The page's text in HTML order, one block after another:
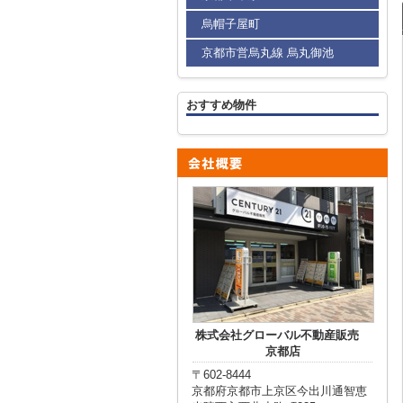
烏帽子屋町
京都市営烏丸線 烏丸御池
おすすめ物件
株式会社グローバル不動産販売
京都店
〒602-8444
京都府京都市上京区今出川通智恵